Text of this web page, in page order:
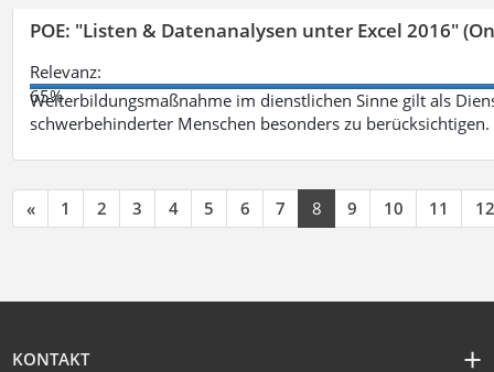
POE: "Listen & Datenanalysen unter Excel 2016"
Relevanz:
65%
Weiterbildungsmaßnahme im dienstlichen Sinne gilt als
schwerbehinderter Menschen besonders zu berücksichtigen.
« 1 2 3 4 5 6 7 8 9 10 11 12
KONTAKT